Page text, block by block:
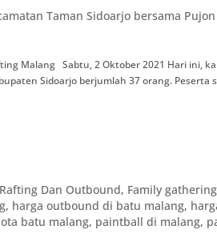
Taman Sidoarjo bersama Pujon
Malang Sabtu, 2 Oktober 2021 Hari ini,
Sidoarjo berjumlah 37 orang. Peserta
Dan Outbound, Family
, harga outbound di batu malang,
batu malang, paintball di malang,